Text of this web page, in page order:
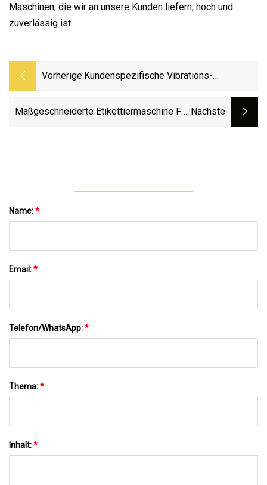
Maschinen, die wir an unsere Kunden liefern, hoch und
zuverlässig ist.
Vorherige: Kundenspezifische Vibrations-
Für Lebensmittel Und Chemikalien
Maßgeschneiderte Etikettiermaschine Für :nächste
Name:*
Email:*
Telefon/WhatsApp:*
Thema:*
Inhalt:*